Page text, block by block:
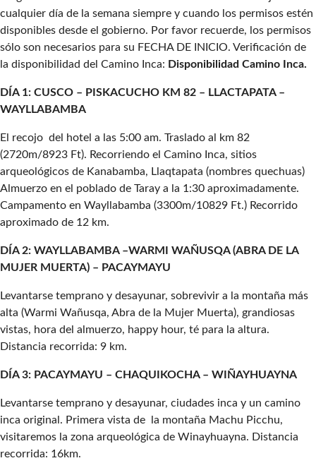
cualquier día de la semana siempre y cuando los permisos estén
disponibles desde el gobierno. Por favor recuerde, los permisos
sólo son necesarios para su FECHA DE INICIO. Verificación de
la disponibilidad del Camino Inca: Disponibilidad Camino Inca.
DÍA 1: CUSCO – PISKACUCHO KM 82 – LLACTAPATA –
WAYLLABAMBA
El recojo del hotel a las 5:00 am. Traslado al km 82
(2720m/8923 Ft). Recorriendo el Camino Inca, sitios
arqueológicos de Kanabamba, Llaqtapata (nombres quechuas)
Almuerzo en el poblado de Taray a la 1:30 aproximadamente.
Campamento en Wayllabamba (3300m/10829 Ft.) Recorrido
aproximado de 12 km.
DÍA 2: WAYLLABAMBA –WARMI WAÑUSQA (ABRA DE LA
MUJER MUERTA) – PACAYMAYU
Levantarse temprano y desayunar, sobrevivir a la montaña más
alta (Warmi Wañusqa, Abra de la Mujer Muerta), grandiosas
vistas, hora del almuerzo, happy hour, té para la altura.
Distancia recorrida: 9 km.
DÍA 3: PACAYMAYU – CHAQUIKOCHA – WIÑAYHUAYNA
Levantarse temprano y desayunar, ciudades inca y un camino
inca original. Primera vista de la montaña Machu Picchu,
visitaremos la zona arqueológica de Winayhuayna. Distancia
recorrida: 16km.